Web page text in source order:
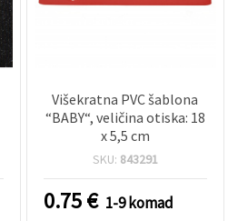
Višekratna PVC šablona
“BABY“, veličina otiska: 18
x 5,5 cm
SKU: 843291
0.75€ 1-9 komad